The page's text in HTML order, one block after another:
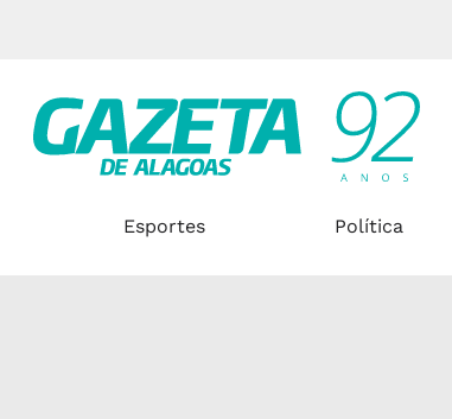
Esportes Política